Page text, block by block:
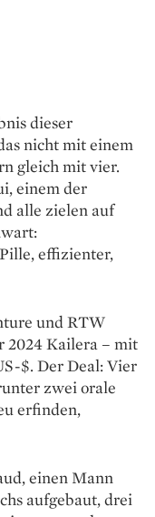
dieser
nicht mit einem
gleich mit vier.
einem der
alle zielen auf
effizienter,
und RTW
2024 Kailera – mit
$. Der Deal: Vier
zwei orale
erfinden,
einen Mann
aufgebaut, drei